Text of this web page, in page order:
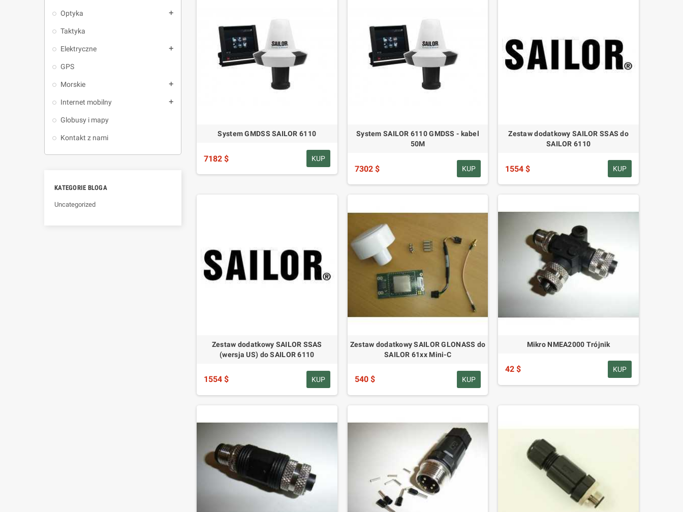
Optyka add
Taktyka
Elektryczne add
GPS
Morskie add
Internet mobilny add
Globusy i mapy
Kontakt z nami
KATEGORIE BLOGA
Uncategorized
System GMDSS SAILOR 6110
7182 $ KUP
System SAILOR 6110 GMDSS - kabel
50M
7302 $ KUP
Zestaw dodatkowy SAILOR SSAS do
SAILOR 6110
1554 $ KUP
Zestaw dodatkowy SAILOR SSAS
(wersja US) do SAILOR 6110
1554 $ KUP
Zestaw dodatkowy SAILOR GLONASS do
SAILOR 61xx Mini-C
540 $ KUP
Mikro NMEA2000 Trójnik
42 $ KUP